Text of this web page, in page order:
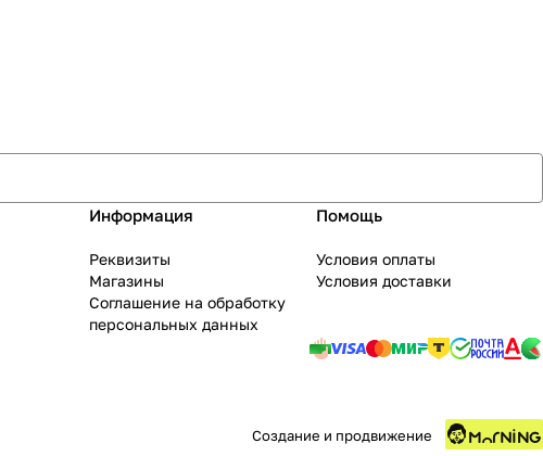
Информация
Реквизиты
Магазины
Соглашение на обработку
персональных данных
Помощь
Условия оплаты
Условия доставки
Создание и продвижение